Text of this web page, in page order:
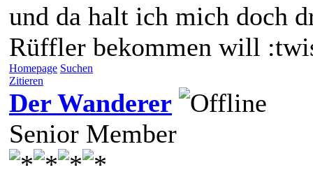
und da halt ich mich doch
Rüffler bekommen will
Homepage Suchen
Zitieren
Der Wanderer
Senior Member